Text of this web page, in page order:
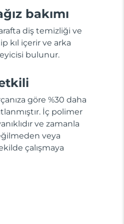
bakımı
diş temizliği ve
kıl içerir ve arka
bulunur.
göre %30 daha
İç polimer
ve zamanla
veya
çalışmaya